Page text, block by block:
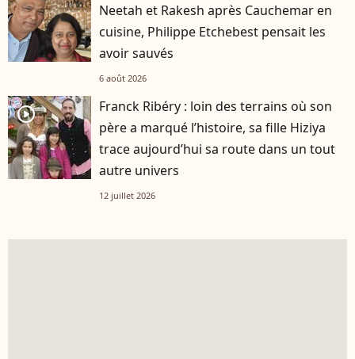
Neetah et Rakesh après Cauchemar en
cuisine, Philippe Etchebest pensait les
avoir sauvés
6 août 2026
player2
Franck Ribéry : loin des terrains où son
père a marqué l’histoire, sa fille Hiziya
trace aujourd’hui sa route dans un tout
autre univers
12 juillet 2026